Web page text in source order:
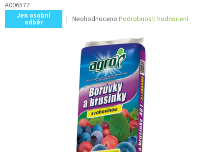
A006577
Jen osobní
odběr
Průměrné
hvězdiček.
Neohodnoceno Podrobnosti hodnocení